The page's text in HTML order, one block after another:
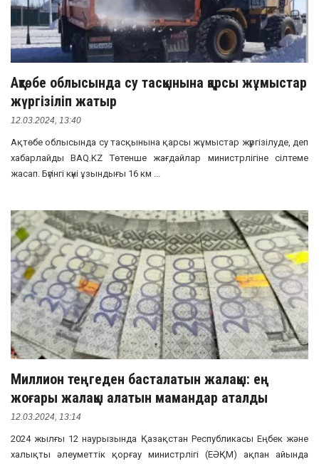
Ақтөбе облысында су тасқынына қарсы жұмыстар
жүргізіліп жатыр
12.03.2024, 13:40
Ақтөбе облысында су тасқынына қарсы жұмыстар жүргізілуде, деп
хабарлайды BAQ.KZ Төтенше жағдайлар министрлігіне сілтеме
жасап. Бүгінгі күні ұзындығы 16 км ...
Миллион теңгеден басталатын жалақы: ең
жоғары жалақы алатын мамандар аталды
12.03.2024, 13:14
2024 жылғы 12 наурызында Қазақстан Республикасы Еңбек және
халықты әлеуметтік қорғау министрлігі (ЕӘҚМ) ақпан айында